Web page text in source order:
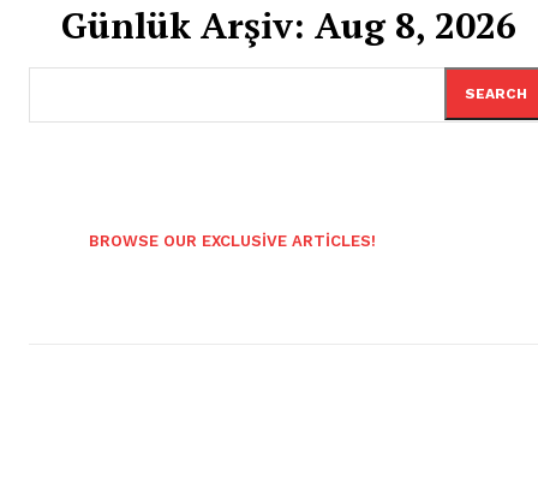
Günlük Arşiv: Aug 8, 2026
SEARCH
BROWSE OUR EXCLUSIVE ARTICLES!